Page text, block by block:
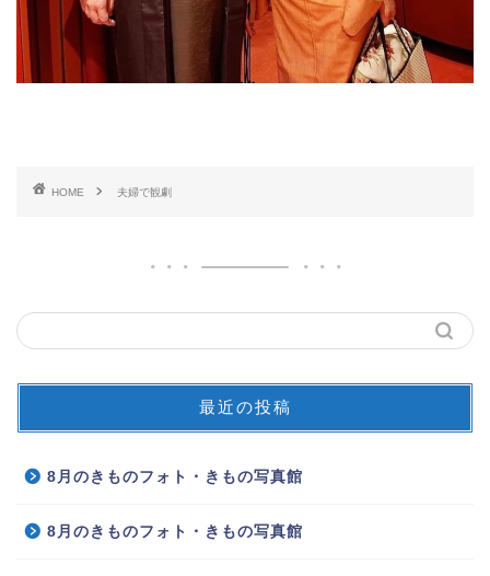
HOME 夫婦で観劇
最近の投稿
8月のきものフォト・きもの写真館
8月のきものフォト・きもの写真館